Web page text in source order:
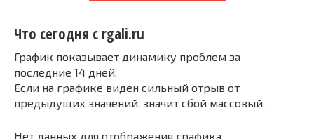
Что сегодня с rgali.ru
График показывает динамику проблем за
последние 14 дней.
Если на графике виден сильный отрыв от
предыдущих значений, значит сбой массовый.
Нет данных для отображения графика.